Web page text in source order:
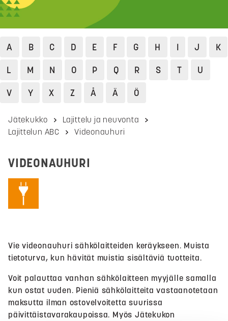
A B C D E F G H I J
K
L
M N O P Q R S T
U
V
Y X Z Å Ä Ö
Jätekukko
Lajittelu ja neuvonta
Lajittelun ABC
Videonauhuri
VIDEONAUHURI
Vie videonauhuri sähkölaitteiden keräykseen. Muista
tietoturva, kun hävität muistia sisältäviä tuotteita.
Voit palauttaa vanhan sähkölaitteen myyjälle samalla
kun ostat uuden. Pieniä sähkölaitteita vastaanotetaan
maksutta ilman ostovelvoitetta suurissa
päivittäistavarakaupoissa. Myös Jätekukon